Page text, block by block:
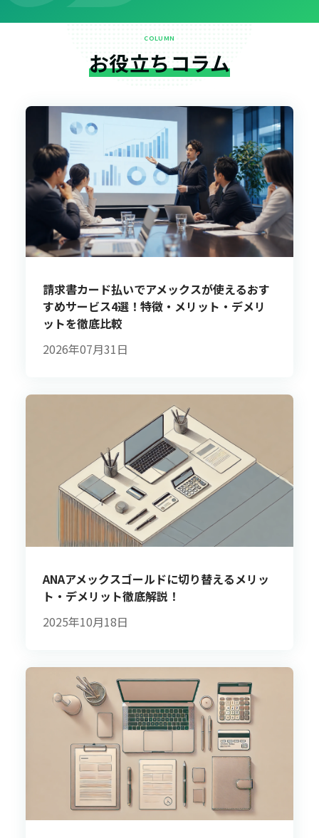
COLUMN
お役立ちコラム
請求書カード払いでアメックスが使えるおす
すめサービス4選！特徴・メリット・デメリ
ットを徹底比較
2026年07月31日
ANAアメックスゴールドに切り替えるメリッ
ト・デメリット徹底解説！
2025年10月18日